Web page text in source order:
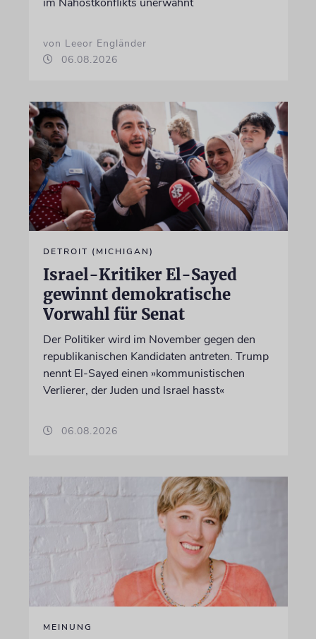
von Leeor Engländer
06.08.2026
DETROIT (MICHIGAN)
Israel-Kritiker El-Sayed
gewinnt demokratische
Vorwahl für Senat
Der Politiker wird im November gegen den
republikanischen Kandidaten antreten. Trump
nennt El-Sayed einen »kommunistischen
Verlierer, der Juden und Israel hasst«
06.08.2026
MEINUNG